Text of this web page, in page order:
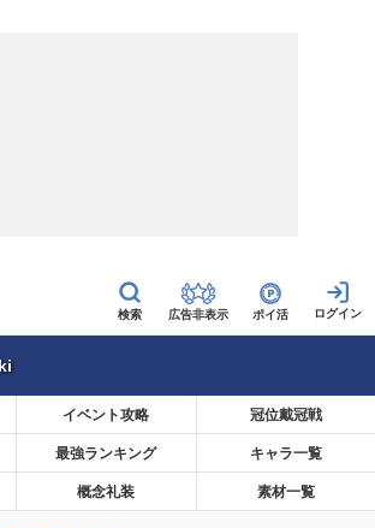
広告非表示 ポイ活
イベント攻略 冠位戴冠戦
最強ランキング キャラ一覧
概念礼装 素材一覧